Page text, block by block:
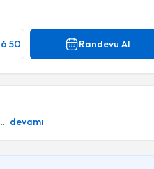
50 Randevu Al
devamı